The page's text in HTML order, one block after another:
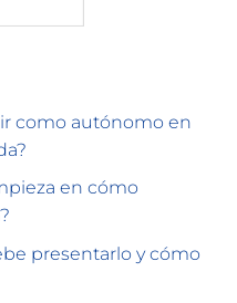
como autónomo en
en cómo
presentarlo y cómo